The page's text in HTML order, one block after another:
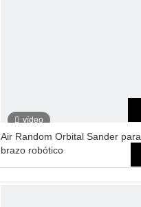
vídeo
Air Random Orbital Sander para
brazo robótico